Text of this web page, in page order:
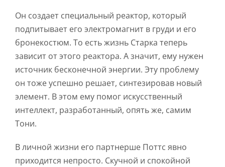
Он создает специальный реактор, который
подпитывает его электромагнит в груди и его
бронекостюм. То есть жизнь Старка теперь
зависит от этого реактора. А значит, ему нужен
источник бесконечной энергии. Эту проблему
он тоже успешно решает, синтезировав новый
элемент. В этом ему помог искусственный
интеллект, разработанный, опять же, самим
Тони.
В личной жизни его партнерше Поттс явно
приходится непросто. Скучной и спокойной